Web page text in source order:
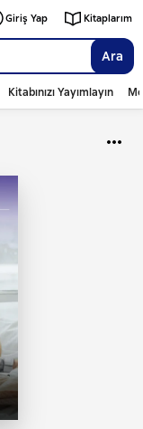
Ara
Giriş Yap Kitaplarım
Kitabınızı Yayımlayın